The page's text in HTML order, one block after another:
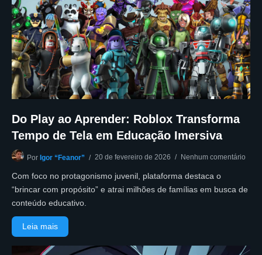
Do Play ao Aprender: Roblox Transforma
Tempo de Tela em Educação Imersiva
Por Igor “Feanor” 20 de fevereiro de 2026 Nenhum comentário
Com foco no protagonismo juvenil, plataforma destaca o
“brincar com propósito” e atrai milhões de famílias em busca de
conteúdo educativo.
Leia mais